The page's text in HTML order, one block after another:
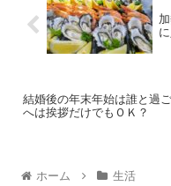
結婚後の年末年始は誰と過
へは挨拶だけでもＯＫ？
ホーム 生活